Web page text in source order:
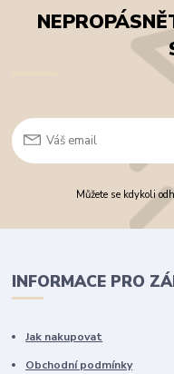
Můžete se kdykoli
INFORMACE PRO
Jak nakupovat
Obchodní podmínky